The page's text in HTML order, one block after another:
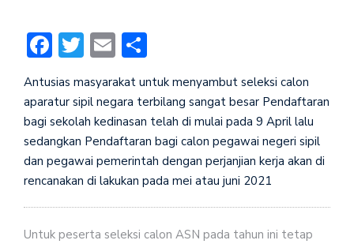
Facebook
Twitter
Email
Antusias masyarakat untuk menyambut seleksi calon
aparatur sipil negara terbilang sangat besar Pendaftaran
bagi sekolah kedinasan telah di mulai pada 9 April lalu
sedangkan Pendaftaran bagi calon pegawai negeri sipil
dan pegawai pemerintah dengan perjanjian kerja akan di
rencanakan di lakukan pada mei atau juni 2021
Untuk peserta seleksi calon ASN pada tahun ini tetap